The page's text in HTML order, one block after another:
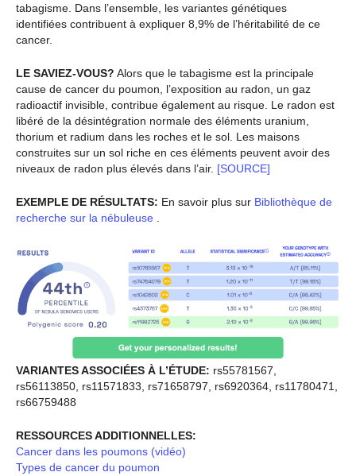
tabagisme. Dans l’ensemble, les variantes génétiques
identifiées contribuent à expliquer 8,9% de l’héritabilité de ce
cancer.
LE SAVIEZ-VOUS? Alors que le tabagisme est la principale
cause de cancer du poumon, l’exposition au radon, un gaz
radioactif invisible, contribue également au risque. Le radon est
libéré de la désintégration normale des éléments uranium,
thorium et radium dans les roches et le sol. Les maisons
construites sur un sol riche en ces éléments peuvent avoir des
niveaux de radon plus élevés dans l’air. [SOURCE]
EXEMPLE DE RÉSULTATS: En savoir plus sur Bibliothèque de
recherche sur la nébuleuse .
VARIANTES ASSOCIÉES À L’ÉTUDE: rs55781567,
rs56113850, rs11571833, rs71658797, rs6920364, rs11780471,
rs66759488
RESSOURCES ADDITIONNELLES:
Cancer dans les poumons (vidéo)
Types de cancer du poumon